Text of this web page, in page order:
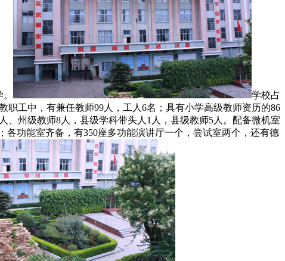
学校占
职工中，有兼任教师99人，工人6名；具有小学高级教师资历的86
、州级教师8人，县级学科带头人1人，县级教师5人。配备微机室
功能室齐备，有350座多功能演讲厅一个，尝试室两个，还有德